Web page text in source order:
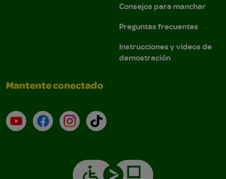
Consejos para manchar
Preguntas frecuentes
Instrucciones y videos de
demostración
Mantente conectado
YouTube (en inglés)
Facebook (en inglés)
Instagram (en inglés)
TikTok